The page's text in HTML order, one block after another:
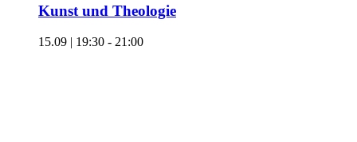
Kunst und Theologie
15.09 | 19:30 - 21:00